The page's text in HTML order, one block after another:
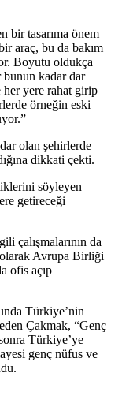
bir tasarıma önem
araç, bu da bakım
Boyutu oldukça
kadar dar
yere rahat girip
örneğin eski
olan şehirlerde
dikkati çekti.
söyleyen
getireceği
çalışmalarının da
olarak Avrupa Birliği
ofis açıp
Türkiye’nin
Çakmak, “Genç
Türkiye’ye
genç nüfus ve